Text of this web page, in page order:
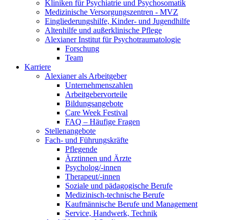
Kliniken für Psychiatrie und Psychosomatik
Medizinische Versorgungszentren - MVZ
Eingliederungshilfe, Kinder- und Jugendhilfe
Altenhilfe und außerklinische Pflege
Alexianer Institut für Psychotraumatologie
Forschung
Team
Karriere
Alexianer als Arbeitgeber
Unternehmenszahlen
Arbeitgebervorteile
Bildungsangebote
Care Week Festival
FAQ – Häufige Fragen
Stellenangebote
Fach- und Führungskräfte
Pflegende
Ärztinnen und Ärzte
Psycholog/-innen
Therapeut/-innen
Soziale und pädagogische Berufe
Medizinisch-technische Berufe
Kaufmännische Berufe und Management
Service, Handwerk, Technik